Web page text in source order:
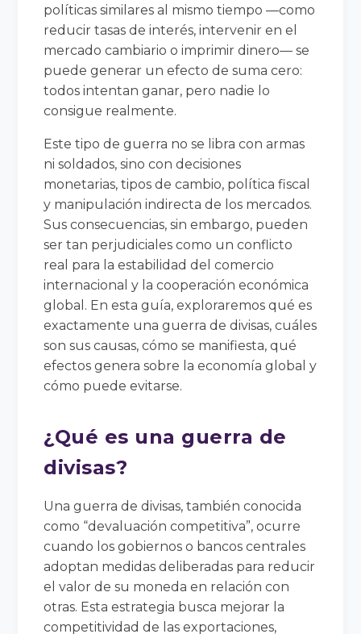
políticas similares al mismo tiempo —como
reducir tasas de interés, intervenir en el
mercado cambiario o imprimir dinero— se
puede generar un efecto de suma cero:
todos intentan ganar, pero nadie lo
consigue realmente.
Este tipo de guerra no se libra con armas
ni soldados, sino con decisiones
monetarias, tipos de cambio, política fiscal
y manipulación indirecta de los mercados.
Sus consecuencias, sin embargo, pueden
ser tan perjudiciales como un conflicto
real para la estabilidad del comercio
internacional y la cooperación económica
global. En esta guía, exploraremos qué es
exactamente una guerra de divisas, cuáles
son sus causas, cómo se manifiesta, qué
efectos genera sobre la economía global y
cómo puede evitarse.
¿Qué es una guerra de
divisas?
Una guerra de divisas, también conocida
como “devaluación competitiva”, ocurre
cuando los gobiernos o bancos centrales
adoptan medidas deliberadas para reducir
el valor de su moneda en relación con
otras. Esta estrategia busca mejorar la
competitividad de las exportaciones,